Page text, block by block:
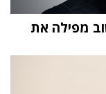
מפילה את